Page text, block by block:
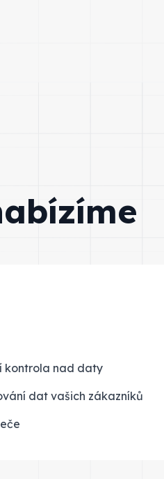
kontrola nad daty
dat vašich zákazníků